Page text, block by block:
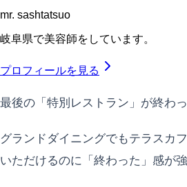
mr. sashtatsuo
岐阜県で美容師をしています。
プロフィールを見る
最後の「特別レストラン」が終わっ
グランドダイニングでもテラスカ
いただけるのに「終わった」感が強